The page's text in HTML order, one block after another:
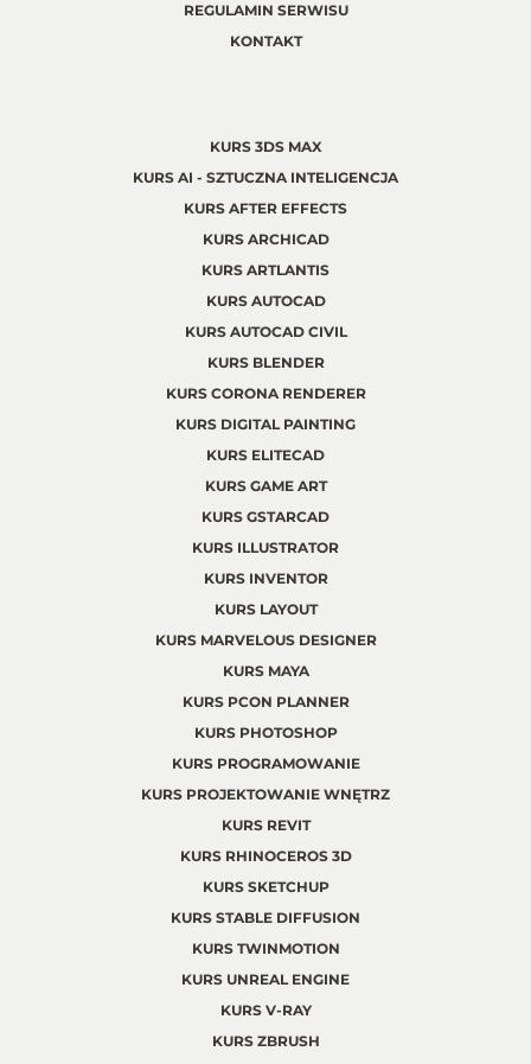
REGULAMIN SERWISU
KONTAKT
KURS 3DS MAX
KURS AI - SZTUCZNA INTELIGENCJA
KURS AFTER EFFECTS
KURS ARCHICAD
KURS ARTLANTIS
KURS AUTOCAD
KURS AUTOCAD CIVIL
KURS BLENDER
KURS CORONA RENDERER
KURS DIGITAL PAINTING
KURS ELITECAD
KURS GAME ART
KURS GSTARCAD
KURS ILLUSTRATOR
KURS INVENTOR
KURS LAYOUT
KURS MARVELOUS DESIGNER
KURS MAYA
KURS PCON PLANNER
KURS PHOTOSHOP
KURS PROGRAMOWANIE
KURS PROJEKTOWANIE WNĘTRZ
KURS REVIT
KURS RHINOCEROS 3D
KURS SKETCHUP
KURS STABLE DIFFUSION
KURS TWINMOTION
KURS UNREAL ENGINE
KURS V-RAY
KURS ZBRUSH